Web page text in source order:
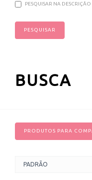
PESQUISAR NA
BUSCA
PRODUTOS PARA